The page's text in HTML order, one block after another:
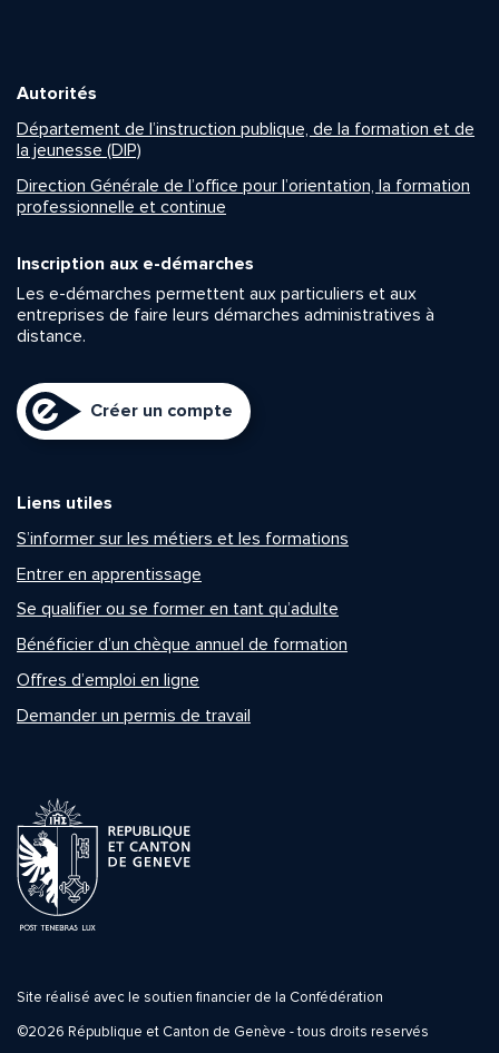
Autorités
Département de l’instruction publique, de la formation et de
la jeunesse (DIP)
Direction Générale de l’office pour l’orientation, la formation
professionnelle et continue
Inscription aux e-démarches
Les e-démarches permettent aux particuliers et aux
entreprises de faire leurs démarches administratives à
distance.
Créer un compte
Liens utiles
S’informer sur les métiers et les formations
Entrer en apprentissage
Se qualifier ou se former en tant qu’adulte
Bénéficier d’un chèque annuel de formation
Offres d’emploi en ligne
Demander un permis de travail
Site réalisé avec le soutien financier de la Confédération
©2026 République et Canton de Genève - tous droits reservés